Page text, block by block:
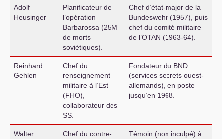
Adolf
Heusinger
Planificateur de
l’opération
Barbarossa (25M
de morts
soviétiques).
Chef d’état-major de la
Bundeswehr (1957), puis
chef du comité militaire
de l’OTAN (1963-64).
Reinhard
Gehlen
Chef du
renseignement
militaire à l’Est
(FHO),
collaborateur des
SS
Fondateur du BND
(services secrets ouest-
allemands), en poste
jusqu’en 1968.
Walter
Chef du contre-
Témoin (non inculpé) à